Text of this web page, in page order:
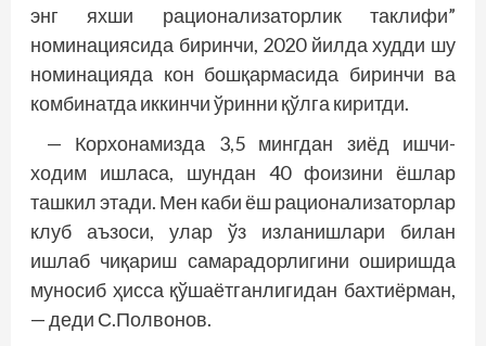
энг яхши рационализаторлик таклифи”
номинациясида биринчи, 2020 йилда худди шу
номинацияда кон бошқармасида биринчи ва
комбинатда иккинчи ўринни қўлга киритди.
— Корхонамизда 3,5 мингдан зиёд ишчи-
ходим ишласа, шундан 40 фоизини ёшлар
ташкил этади. Мен каби ёш рационализаторлар
клуб аъзоси, улар ўз изланишлари билан
ишлаб чиқариш самарадорлигини оширишда
муносиб ҳисса қўшаётганлигидан бахтиёрман,
— деди С.Полвонов.